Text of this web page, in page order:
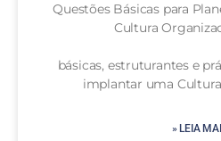
Questões Básicas para
Cultura
Essas são
básicas, estruturantes e
implantar uma
» LEIA